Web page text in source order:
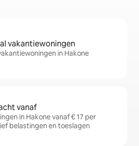
vakantiewoningen
in Hakone
vanaf
in Hakone vanaf € 17 per
belastingen en toeslagen